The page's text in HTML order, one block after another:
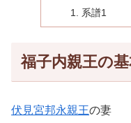
系譜1
福子内親王の
伏見宮邦永親王の妻